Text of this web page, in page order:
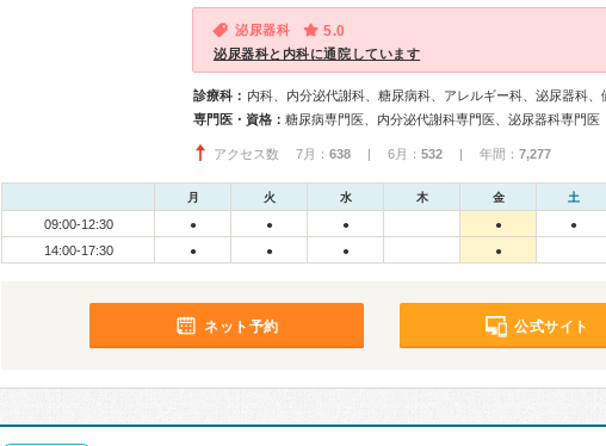
泌尿器科 5.0
泌尿器科と内科に通院しています
診療科： 内科、内分泌代謝科、糖尿病科、アレルギー科、泌尿器科、
専門医・資格： 糖尿病専門医、内分泌代謝科専門医、泌尿器科専門医
アクセス数 7月： 638 | 6月： 532 | 年間： 7,277
月 火 水 木 金 土
09:00-12:30 ● ● ● ● ●
14:00-17:30 ● ● ● ●
ネット予約 公式サイト